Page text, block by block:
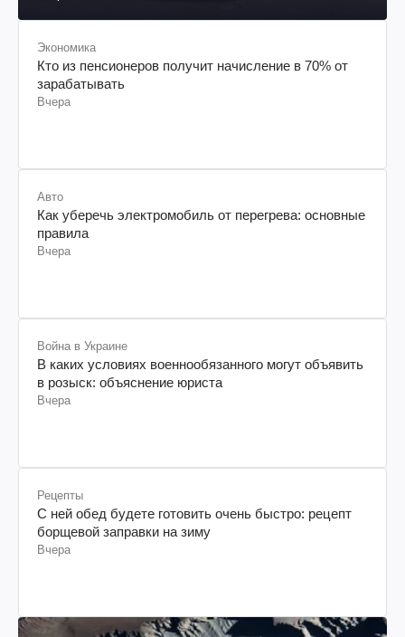
Экономика
Кто из пенсионеров получит начисление в 70% от
зарабатывать
Вчера
Авто
Как уберечь электромобиль от перегрева: основные
правила
Вчера
Война в Украине
В каких условиях военнообязанного могут объявить
в розыск: объяснение юриста
Вчера
Рецепты
С ней обед будете готовить очень быстро: рецепт
борщевой заправки на зиму
Вчера